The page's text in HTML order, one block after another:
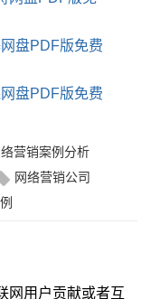
网盘PDF版免费
网盘PDF版免费
络营销案例分析
网络营销公司
网用户贡献或者互